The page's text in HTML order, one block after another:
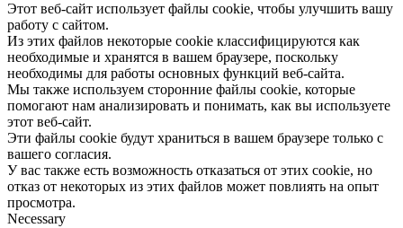
Этот веб-сайт использует файлы cookie, чтобы улучшить вашу
работу с сайтом.
Из этих файлов некоторые cookie классифицируются как
необходимые и хранятся в вашем браузере, поскольку
необходимы для работы основных функций веб-сайта.
Мы также используем сторонние файлы cookie, которые
помогают нам анализировать и понимать, как вы используете
этот веб-сайт.
Эти файлы cookie будут храниться в вашем браузере только с
вашего согласия.
У вас также есть возможность отказаться от этих cookie, но
отказ от некоторых из этих файлов может повлиять на опыт
просмотра.
Necessary